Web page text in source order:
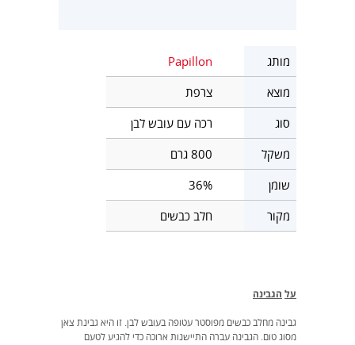
מותג
Papillon
מוצא
צרפת
סוג
רכה עם עובש לבן
משקל
800 גרם
שומן
36%
מקור
חלב כבשים
על הגבינה
גבינה מחלב כבשים מפוסטר עטופה בעובש לבן. זו היא גבינת צאן
מסוג טום. הגבינה עברה התיישנות ארוכה כדי להגיע לטעם